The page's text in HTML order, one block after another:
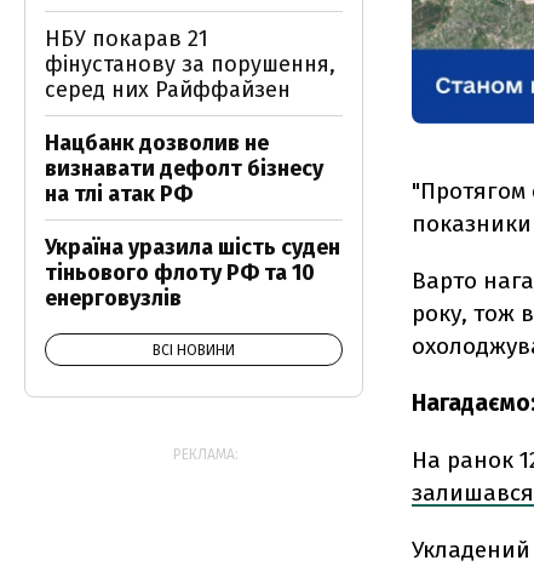
"Протягом
Варто
року, тож
Нагадаємо:
На ранок
НБУ покарав 21
фінустанову за порушення,
серед них Райффайзен
Нацбанк дозволив не
визнавати дефолт бізнесу
на тлі атак РФ
Україна уразила шість суден
тіньового флоту РФ та 10
енерговузлів
ВСІ НОВИНИ
РЕКЛАМА: